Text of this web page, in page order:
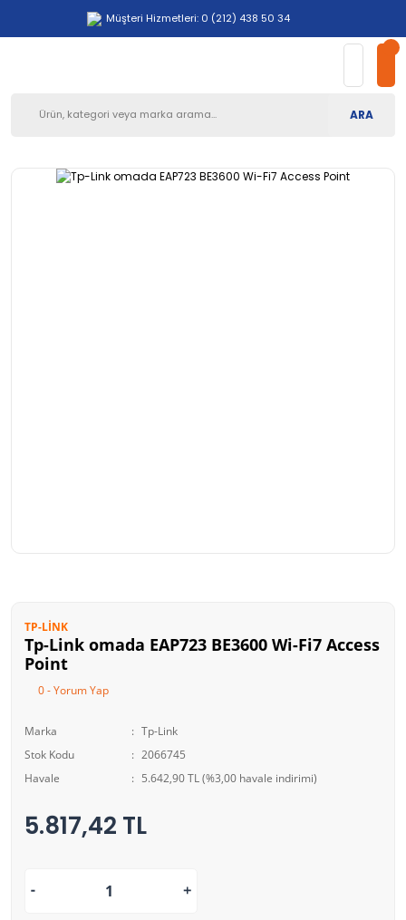
Müşteri Hizmetleri: 0 (212) 438 50 34
ARA
TP-LINK
Tp-Link omada EAP723 BE3600 Wi-Fi7 Access
Point
0 - Yorum Yap
Marka
Tp-Link
Stok Kodu
2066745
Havale
5.642,90 TL (%3,00 havale indirimi)
5.817,42 TL